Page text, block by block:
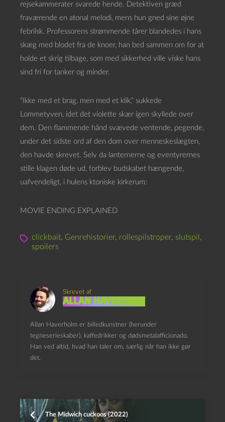
rejsekammerater svarede hende. Detektiven græd
fraværende en atonal melodi, mens hun gned sine øjne
febrilsk. Professorens strømmende tårer blandedes i hans
skæg med blodet fra de knoer, han bed sammen om for at
holde et skrig tilbage, som med sikkerhed ville viske hans
sind fri for tanker og minder.
“Ikke med et brag, men med et klik,” sukkede
Lommetyven, idet det violette skær igen skyllede over
dem. Den flammende hånd svævede ventende, pegende,
under det sidste ord af den dom over menneskeslægten,
den havde skrevet. Selv da lanternerne og eventyrernes
stille klagen døde ud, forblev budskabet hængende,
uafvendeligt, i hulens ktoniske kirkerum:
MOVIE ENDING EXPLAINED
clickbait, Genrehistorier, rollespilstroper, slutspil ,
spoilers
Skrevet af
Allan Haverholm
Allan Haverholm er billedkunstner (herunder
tegneserieskaber), kaffedrikker og dødsmetalafficionado.
Han ved altid, hvad han taler om, særlig når han ikke gør
det.
The Midwich cuckoos (2022)